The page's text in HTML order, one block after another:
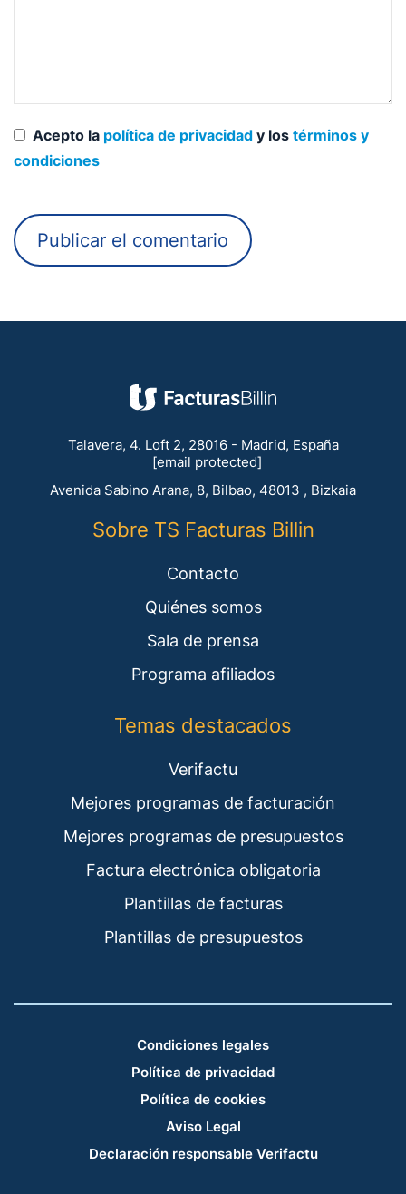
Acepto la política de privacidad y los términos y
condiciones
Talavera, 4. Loft 2, 28016 - Madrid, España
[email protected]
Avenida Sabino Arana, 8, Bilbao, 48013 , Bizkaia
Sobre TS Facturas Billin
Contacto
Quiénes somos
Sala de prensa
Programa afiliados
Temas destacados
Verifactu
Mejores programas de facturación
Mejores programas de presupuestos
Factura electrónica obligatoria
Plantillas de facturas
Plantillas de presupuestos
Condiciones legales
Política de privacidad
Política de cookies
Aviso Legal
Declaración responsable Verifactu